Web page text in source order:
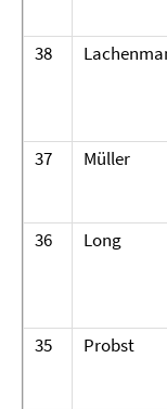
38
37
Müller
36
Long
35
Probst